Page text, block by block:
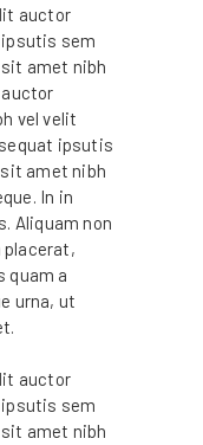
auctor
sem
amet nibh
vel velit
ipsutis
amet nibh
In in
Aliquam non
quam a
urna, ut
auctor
sem
amet nibh